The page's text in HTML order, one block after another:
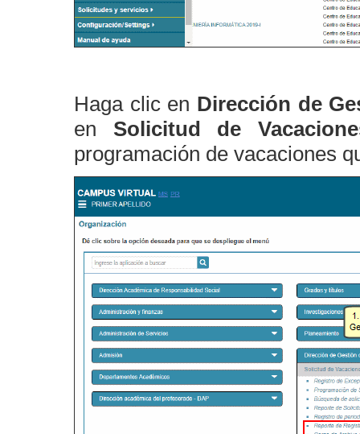
Haga clic en Dirección de
en Solicitud de
programación de vacaciones